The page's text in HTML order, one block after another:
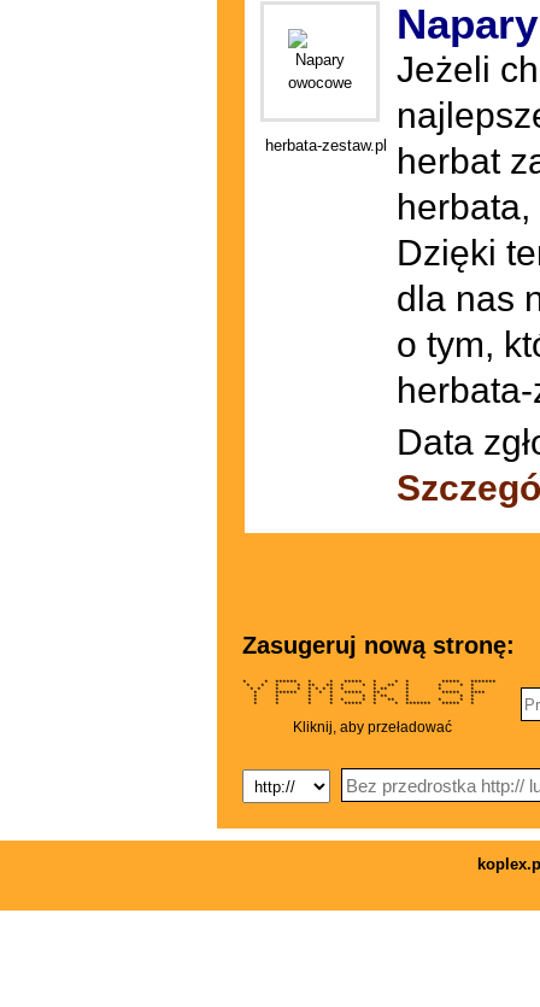
herbata-zestaw.pl
Jeżeli
herbat
Dzięki
dla nas
o tym,
Data
Zasugeruj nową stronę:
* * ****** * * ***** * * * ***** *******
* * * * ** ** * * * ** * * * *
* * * * * * * * * * ** * * *
* ****** * * * ***** ** * ***** ****
* * * * * * ** * * *
* * * * * * * ** * * * *
* * * * ***** * * ******* ***** *
Kliknij, aby przeładować